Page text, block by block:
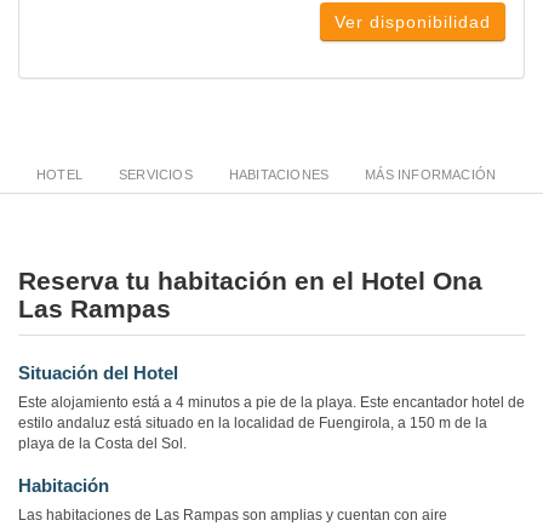
Ver disponibilidad
HOTEL SERVICIOS HABITACIONES MÁS INFORMACIÓN
Reserva tu habitación en el Hotel Ona
Las Rampas
Situación del Hotel
Este alojamiento está a 4 minutos a pie de la playa. Este encantador hotel de
estilo andaluz está situado en la localidad de Fuengirola, a 150 m de la
playa de la Costa del Sol.
Habitación
Las habitaciones de Las Rampas son amplias y cuentan con aire